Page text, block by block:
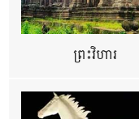
ព្រះវិហារ